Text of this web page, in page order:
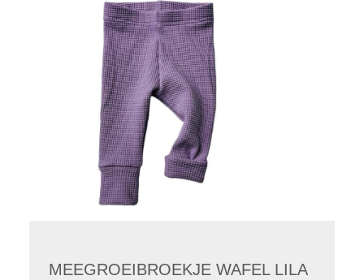
MEEGROEIBROEKJE WAFEL LILA